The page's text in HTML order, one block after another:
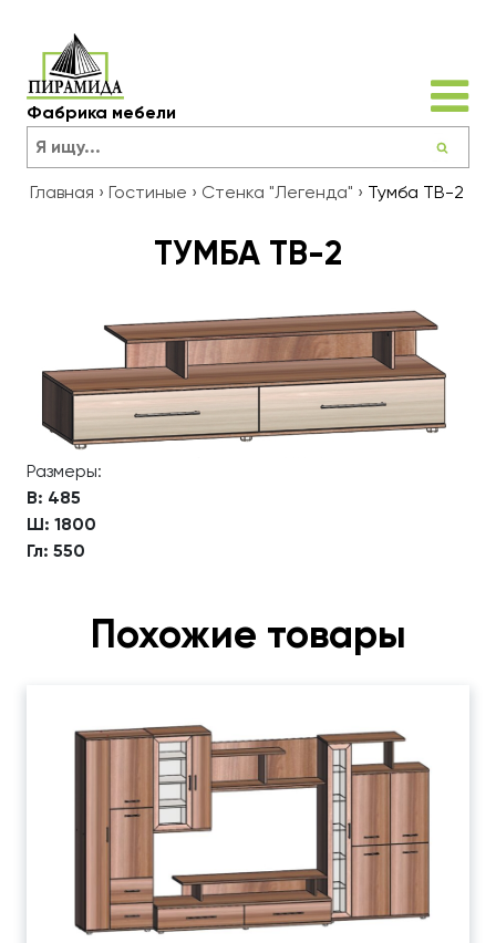
Фабрика мебели
Главная › Гостиные › Стенка "Легенда" › Тумба ТВ-2
ТУМБА ТВ-2
Размеры:
В: 485
Ш: 1800
Гл: 550
Похожие товары